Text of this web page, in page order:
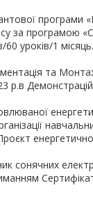
програми
за програмою
уроків/1
та
р.в
сонячних